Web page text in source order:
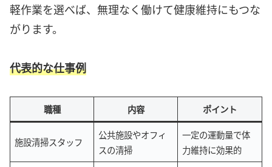
軽作業を選べば、無理なく働けて健康維持にもつな
がります。
代表的な仕事例
職種 内容 ポイント
施設清掃スタッフ
公共施設やオフィ
スの清掃
一定の運動量で体
力維持に効果的